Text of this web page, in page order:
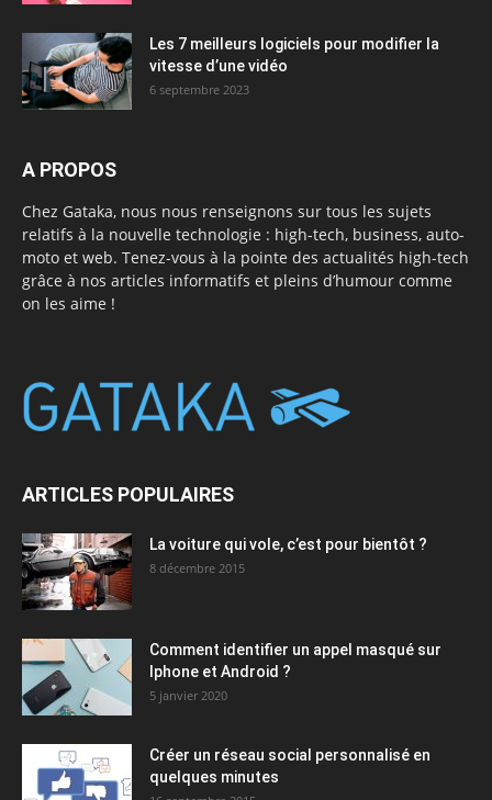
Les 7 meilleurs logiciels pour modifier la
vitesse d’une vidéo
6 septembre 2023
A PROPOS
Chez Gataka, nous nous renseignons sur tous les sujets
relatifs à la nouvelle technologie : high-tech, business, auto-
moto et web. Tenez-vous à la pointe des actualités high-tech
grâce à nos articles informatifs et pleins d’humour comme
on les aime !
ARTICLES POPULAIRES
La voiture qui vole, c’est pour bientôt ?
8 décembre 2015
Comment identifier un appel masqué sur
Iphone et Android ?
5 janvier 2020
Créer un réseau social personnalisé en
quelques minutes